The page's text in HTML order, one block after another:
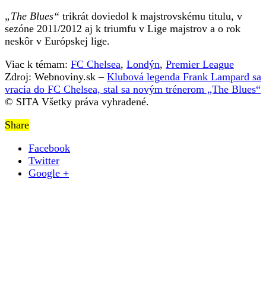
„The Blues“ trikrát doviedol k majstrovskému titulu, v
sezóne 2011/2012 aj k triumfu v Lige majstrov a o rok
neskôr v Európskej lige.
Viac k témam: FC Chelsea, Londýn, Premier League
Zdroj: Webnoviny.sk – Klubová legenda Frank Lampard sa
vracia do FC Chelsea, stal sa novým trénerom „The Blues“
© SITA Všetky práva vyhradené.
Share
Facebook
Twitter
Google +